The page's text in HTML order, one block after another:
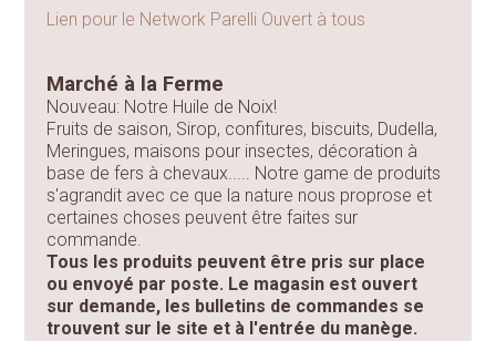
Lien pour le Network Parelli Ouvert à tous
Marché à la Ferme
Nouveau: Notre Huile de Noix!
Fruits de saison, Sirop, confitures, biscuits, Dudella,
Meringues, maisons pour insectes, décoration à
base de fers à chevaux..... Notre game de produits
s'agrandit avec ce que la nature nous proprose et
certaines choses peuvent être faites sur
commande.
Tous les produits peuvent être pris sur place
ou envoyé par poste. Le magasin est ouvert
sur demande, les bulletins de commandes se
trouvent sur le site et à l'entrée du manège.